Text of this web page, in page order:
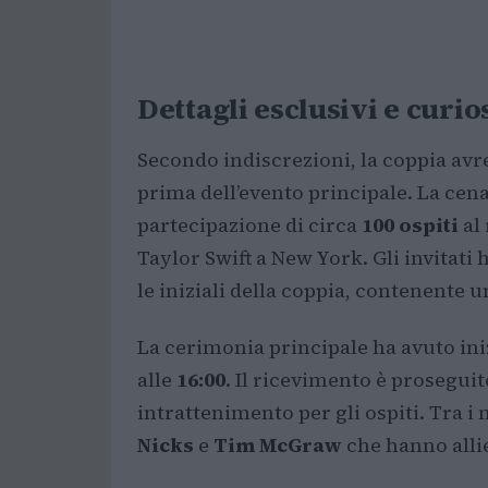
Dettagli esclusivi e
Secondo indiscrezioni, la coppia
prima dell’evento principale. La
partecipazione di circa 100 ospiti al
Taylor Swift a New York. Gli
le iniziali della coppia, contenente
La cerimonia principale ha avuto
alle 16:00. Il ricevimento è
intrattenimento per gli ospiti. Tra i
Nicks e Tim McGraw che hanno